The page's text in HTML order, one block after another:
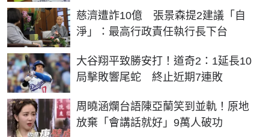
慈濟遭詐10億 張景森提2建議「自
淨」：最高行政責任執行長下台
大谷翔平致勝安打！道奇2：1延長10
局擊敗響尾蛇 終止近期7連敗
周曉涵爛台語陳亞蘭笑到並軌！原地
放棄「會講話就好」9萬人破功